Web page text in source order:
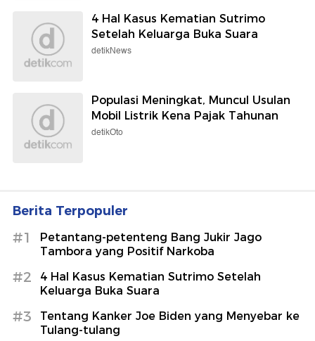
4 Hal Kasus Kematian Sutrimo
Setelah Keluarga Buka Suara
detikNews
Populasi Meningkat, Muncul Usulan
Mobil Listrik Kena Pajak Tahunan
detikOto
Berita Terpopuler
#1
Petantang-petenteng Bang Jukir Jago
Tambora yang Positif Narkoba
#2
4 Hal Kasus Kematian Sutrimo Setelah
Keluarga Buka Suara
#3
Tentang Kanker Joe Biden yang Menyebar ke
Tulang-tulang